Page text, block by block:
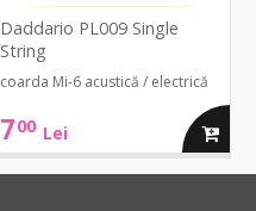
Daddario PL009 Single
String
coarda Mi-6 acustică / electrică
700 Lei